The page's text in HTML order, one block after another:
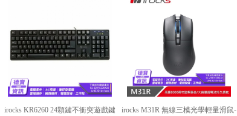
irocks KR6260 24顆鍵不衝突遊戲鍵
irocks M31R 無線三模光學輕量滑鼠-